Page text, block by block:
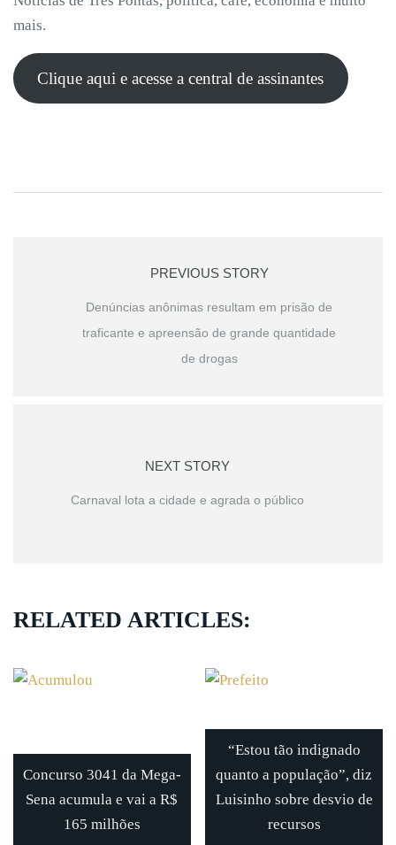
mais.
Clique aqui e acesse a central de assinantes
PREVIOUS STORY
Denúncias anônimas resultam em prisão de
traficante e apreensão de grande quantidade
de drogas
NEXT STORY
Carnaval lota a cidade e agrada o público
RELATED ARTICLES:
Concurso 3041 da Mega-
Sena acumula e vai a R$
165 milhões
“Estou tão indignado
quanto a população”, diz
Luisinho sobre desvio de
recursos